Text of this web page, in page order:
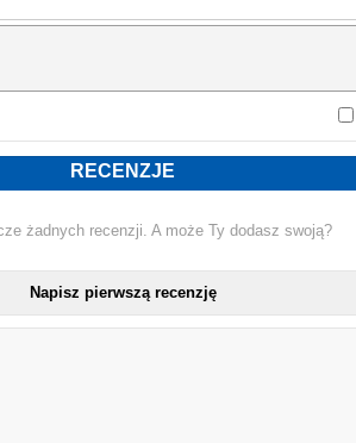
RECENZJE
żadnych recenzji. A może Ty dodasz swoją?
Napisz pierwszą recenzję